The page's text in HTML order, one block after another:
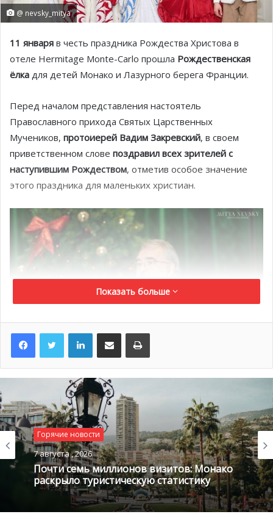
@ nevsky_mitya
11 января в честь праздника Рождества Христова в
отеле Hermitage Monte-Carlo прошла Рождественская
ёлка для детей Монако и Лазурного берега Франции.
Перед началом представления настоятель
Православного прихода Святых Царственных
Мучеников, протоиерей Вадим Закревский, в своем
приветственном слове поздравил всех зрителей с
наступившим Рождеством, отметив особое значение
этого праздника для маленьких христиан.
@ nevsky_mitya
Показать больше
LinkedInПоделиться по электронной почте Распечатать
Горячие новости
7 августа , 2026
Почти семь миллионов визитов: Монако
раскрыло туристическую статистику